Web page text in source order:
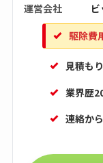
運営会社
駆除費
見積も
業界歴
連絡か